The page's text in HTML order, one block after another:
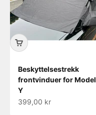
Beskyttelsestrekk
frontvinduer for Model
Y
Salgspris
399,00 kr